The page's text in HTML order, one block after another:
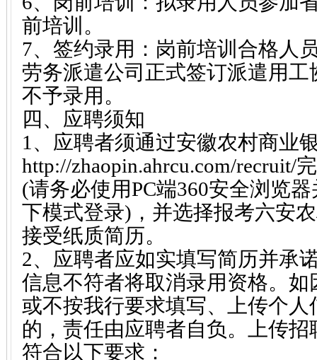
前培训。
7、签约录用：岗前培训合格人
劳务派遣公司正式签订派遣用
不予录用。
四、应聘须知
1、应聘者须通过安徽农村商业
http://zhaopin.ahrcu.com/recruit/
(请务必使用PC端360安全浏览
下模式登录)，并选择报考六安
接受纸质简历。
2、应聘者应如实填写简历并承
信息不符者将取消录用资格。
或不按我行要求填写、上传个
的，责任由应聘者自负。上传
符合以下要求：